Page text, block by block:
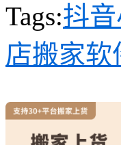
Tags:抖
店搬家软